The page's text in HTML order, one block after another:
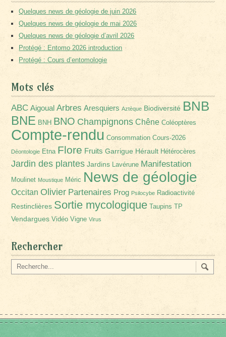
Quelques news de géologie de juin 2026
Quelques news de géologie de mai 2026
Quelques news de géologie d’avril 2026
Protégé : Entomo 2026 introduction
Protégé : Cours d’entomologie
Mots clés
ABC Aigoual Arbres Aresquiers Aztèque Biodiversité BNB
BNE BNH BNO Champignons Chêne Coléoptères
Compte-rendu Consommation Cours-2026
Déontologie Etna Flore Fruits Garrigue Hérault Hétérocères
Jardin des plantes Jardins Lavérune Manifestation
Moulinet Moustique Méric News de géologie
Occitan Olivier Partenaires Prog Psilocybe Radioactivité
Restinclières Sortie mycologique Taupins TP
Vendargues Vidéo Vigne Virus
Rechercher